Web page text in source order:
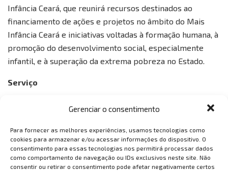
Gerenciar o consentimento
Para fornecer as melhores experiências, usamos tecnologias como
cookies para armazenar e/ou acessar informações do dispositivo. O
consentimento para essas tecnologias nos permitirá processar dados
como comportamento de navegação ou IDs exclusivos neste site. Não
consentir ou retirar o consentimento pode afetar negativamente certos
Infância Ceará, que reunirá recursos destinados ao
financiamento de ações e projetos no âmbito do Mais
Infância Ceará e iniciativas voltadas à formação humana, à
promoção do desenvolvimento social, especialmente
infantil, e à superação da extrema pobreza no Estado.
Serviço
– 1º andar.
Data: 31/03/2022 (quinta-feira)
Hora: 16 horas